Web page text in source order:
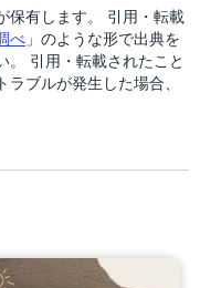
保有します。 引用・転載
べ 」のような形で出典を
。 引用・転載されたこと
ブルが発生した場合、